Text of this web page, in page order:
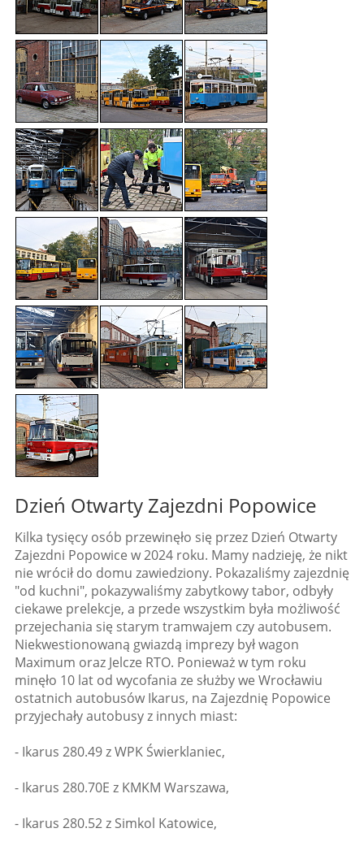
Dzień Otwarty Zajezdni Popowice
Kilka tysięcy osób przewinęło się przez Dzień Otwarty
Zajezdni Popowice w 2024 roku. Mamy nadzieję, że nikt
nie wrócił do domu zawiedziony. Pokazaliśmy zajezdnię
"od kuchni", pokazywaliśmy zabytkowy tabor, odbyły
ciekawe prelekcje, a przede wszystkim była możliwość
przejechania się starym tramwajem czy autobusem.
Niekwestionowaną gwiazdą imprezy był wagon
Maximum oraz Jelcze RTO. Ponieważ w tym roku
minęło 10 lat od wycofania ze służby we Wrocławiu
ostatnich autobusów Ikarus, na Zajezdnię Popowice
przyjechały autobusy z innych miast:
- Ikarus 280.49 z WPK Świerklaniec,
- Ikarus 280.70E z KMKM Warszawa,
- Ikarus 280.52 z Simkol Katowice,